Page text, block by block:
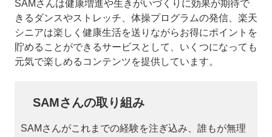
SAMさんは健康増進や生きがいづくりに効果が期待で
きるダンスやストレッチ、体操プログラムの発信、楽天
シニアは楽しく健康生活を送りながらお得にポイントを
貯めることができるサービスとして、いくつになっても
元気で楽しめるコンテンツを提供しています。
SAMさんの取り組み
SAMさんがこれまでの経験を注ぎ込み、誰もが無理